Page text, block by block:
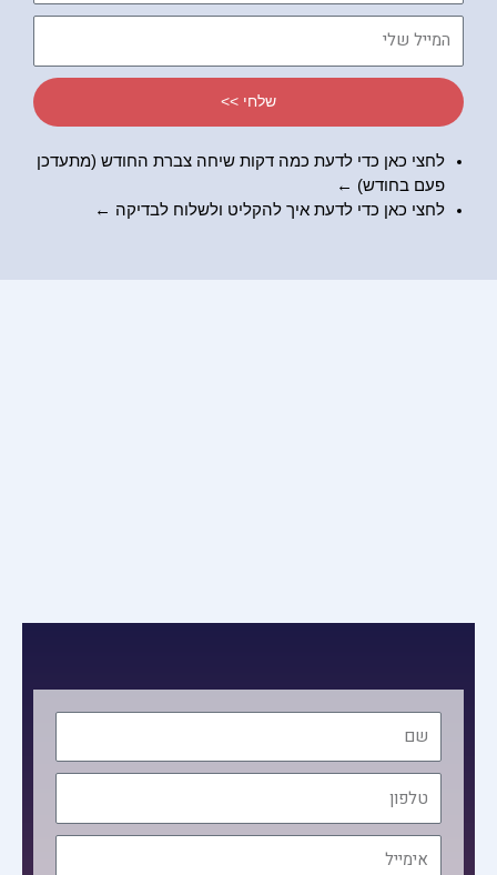
שלחי >>
לחצי כאן כדי לדעת כמה דקות שיחה צברת החודש (מתעדכן
פעם בחודש) ←
לחצי כאן כדי לדעת איך להקליט ולשלוח לבדיקה ←
טלפון